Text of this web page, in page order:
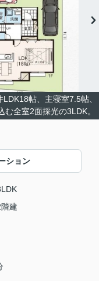
帖、主寝室7.5帖、
全室2面採光の3LDK。
ション
建